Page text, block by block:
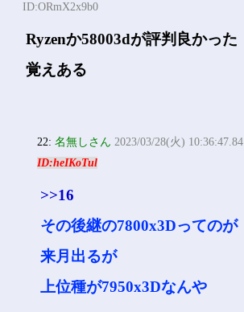
ID:ORmX2x9b0
Ryzenか58003dが評判良かった
覚えある
22:名無しさん 2023/03/28(火) 10:36:47.84
ID:heIKoTul
>>16
その後継の7800x3Dってのが
来月出るが
上位種が7950x3Dなんや